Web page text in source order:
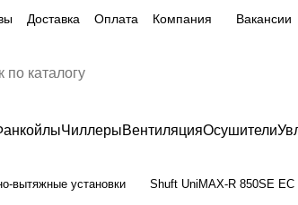
Доставка Оплата Компания Вакансии
ЧиллерыВентиляцияОсушители
вытяжные установки Shuft UniMAX-R 850SE EC